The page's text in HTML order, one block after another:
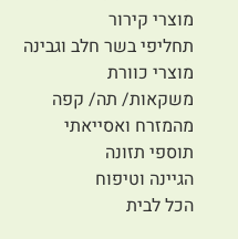
מוצרי קירור
תחליפי בשר חלב וגבינה
מוצרי כוורת
משקאות/ תה/ קפה
מהמזרח ואסייאתי
תוספי תזונה
הגיינה וטיפוח
הכל לבית